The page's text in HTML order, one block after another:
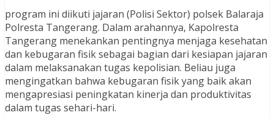
program ini diikuti jajaran (Polisi Sektor) polsek Balaraja
Polresta Tangerang. Dalam arahannya, Kapolresta
Tangerang menekankan pentingnya menjaga kesehatan
dan kebugaran fisik sebagai bagian dari kesiapan jajaran
dalam melaksanakan tugas kepolisian. Beliau juga
mengingatkan bahwa kebugaran fisik yang baik akan
mengapresiasi peningkatan kinerja dan produktivitas
dalam tugas sehari-hari.